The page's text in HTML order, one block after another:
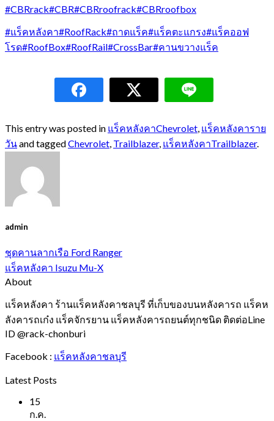
#CBRrack#CBR#CBRroofrack#CBRroofbox
#แร็คหลังคา#RoofRack#ถาดแร็ค#แร็คตะแกรง#แร็คออฟ
โรด#RoofBox#RoofRail#CrossBar#คานขวางแร็ค
This entry was posted in แร็คหลังคาChevrolet, แร็คหลังคาราย
วันand taggedChevrolet, Trailblazer, แร็คหลังคาTrailblazer.
admin
ชุดคานลากเรือ Ford Ranger
แร็คหลังคา Isuzu Mu-X
About
แร็คหลังคา ร้านแร็คหลังคาชลบุรี ที่เก็บของบนหลังคารถ แร็คห
ลังคารถเก๋ง แร็คจักรยาน แร็คหลังคารถยนต์ทุกชนิด ติดต่อLine
ID @rack-chonburi
Facebook : แร็คหลังคาชลบุรี
Latest Posts
15
ก.ค.